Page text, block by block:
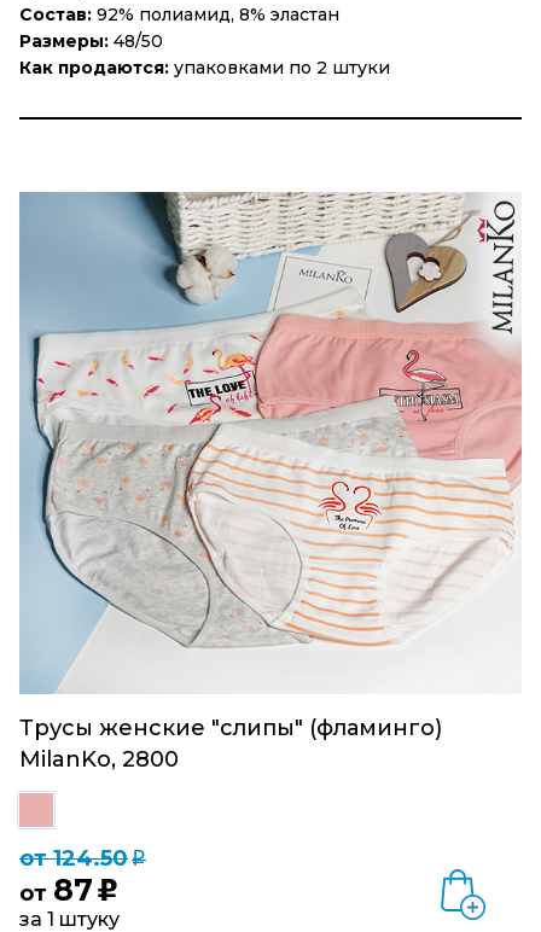
Состав: 92% полиамид, 8% эластан
Размеры: 48/50
Как продаются: упаковками по 2 штуки
Трусы женские "слипы" (фламинго)
MilanKo, 2800
от 124.50q
от 87 u
за 1 штуку